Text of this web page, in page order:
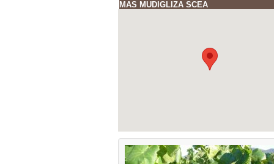
MAS MUDIGLIZA SCEA